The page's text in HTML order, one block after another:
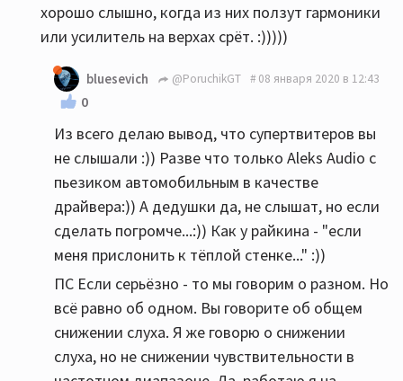
хорошо слышно, когда из них ползут гармоники
или усилитель на верхах срёт. :)))))
bluesevich @PoruchikGT 08 января 2020 в 12:43
0
Из всего делаю вывод, что супертвитеров вы
не слышали :)) Разве что только Aleks Audio с
пьезиком автомобильным в качестве
драйвера:)) А дедушки да, не слышат, но если
сделать погромче...:)) Как у райкина - "если
меня прислонить к тёплой стенке..." :))
ПС Если серьёзно - то мы говорим о разном. Но
всё равно об одном. Вы говорите об общем
снижении слуха. Я же говорю о снижении
слуха, но не снижении чувствительности в